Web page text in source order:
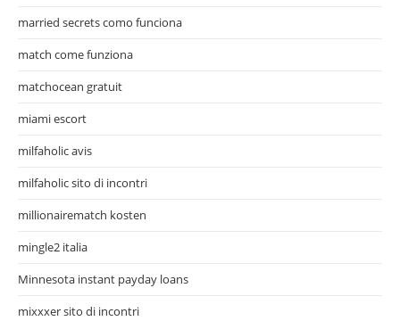
married secrets como funciona
match come funziona
matchocean gratuit
miami escort
milfaholic avis
milfaholic sito di incontri
millionairematch kosten
mingle2 italia
Minnesota instant payday loans
mixxxer sito di incontri